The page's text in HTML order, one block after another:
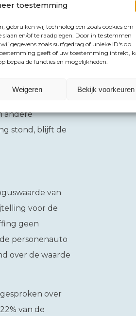
toestemming
gebruiken wij technologieën zoals cookies om
en/of te raadplegen. Door in te stemmen
gegevens zoals surfgedrag of unieke ID's op
geeft of uw toestemming intrekt,
bepaalde functies en mogelijkheden.
Weigeren Bekijk voorkeuren
krijgen niet
Voor deze
Pas vanaf die
eindheffing
ook als een
andere
stond, blijft de
van
voor de
geen
personenauto
over de waarde
over
van de